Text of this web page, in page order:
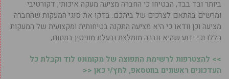
ביותר ובד בבד, הבטיחו כי החברה מציעה מעקה איכותי, דקורטיבי
ומרשים בהתאם לצרכים של ביתכם. בדקו את סוגי המעקות שהחברה
מציעה וכן וודאו כי היא מציעה התקנה בטיחותית ומקצועית של המעקות
הללו וכי ידוע שהיא חברה מומלצת ובעלת מוניטין בתחום,
>> להצטרפות לרשימת התפוצה של מקומונט לוד וקבלת כל
העדכונים ראשונים בווטסאפ, לחץ/י כאן <<